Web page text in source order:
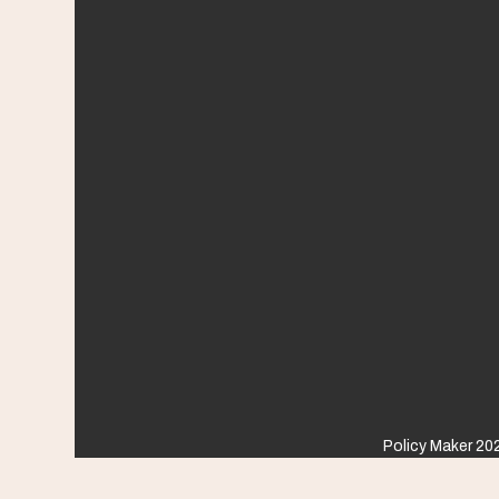
Policy Maker